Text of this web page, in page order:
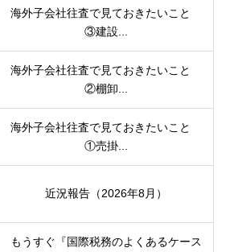
海外子会社往査で見ておきたいこと
③建設...
海外子会社往査で見ておきたいこと
②棚卸...
海外子会社往査で見ておきたいこと
①売掛...
近況報告（2026年8月）
もうすぐ『国際税務のよくあるケース